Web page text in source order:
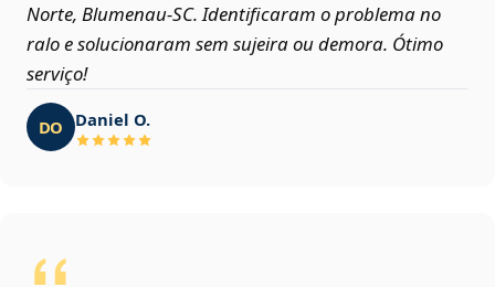
Norte, Blumenau‑SC. Identificaram o problema no
ralo e solucionaram sem sujeira ou demora. Ótimo
serviço!
DO Daniel O.